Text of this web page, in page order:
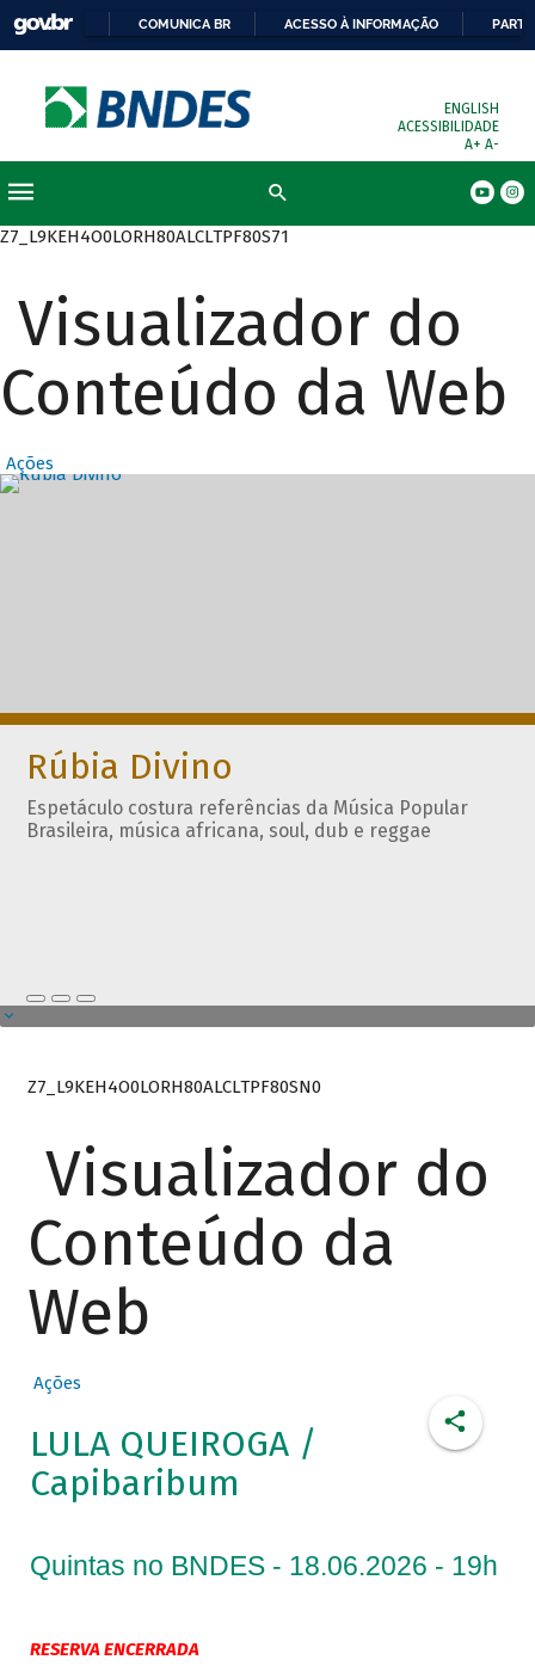
COMUNICA BR ACESSO À INFORMAÇÃO
ENGLISH
ACESSIBILIDADE
A+ A-
Z7_L9KEH4O0LORH80ALCLTPF80S71
Visualizador do
Conteúdo da Web
Ações
Destaques
Rúbia Divino
Espetáculo costura referências da Música Popular
Brasileira, música africana, soul, dub e reggae
Z7_L9KEH4O0LORH80ALCLTPF80SN0
Visualizador do
Conteúdo da
Web
Ações
LULA QUEIROGA /
Capibaribum
Quintas no BNDES - 18.06.2026 - 19h
RESERVA ENCERRADA